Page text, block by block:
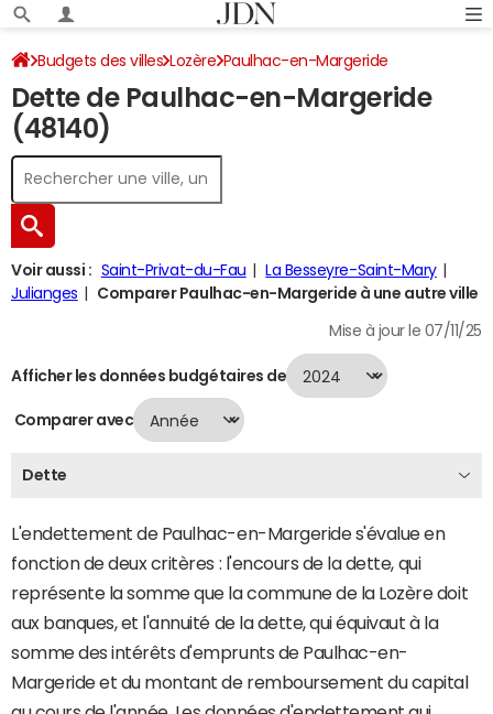
Budgets des villes Lozère Paulhac-en-Margeride
Dette au 31/12/2024
Dette de Paulhac-en-Margeride
(48140)
Voir aussi : Saint-Privat-du-Fau
La Besseyre-Saint-Mary
Julianges
Comparer Paulhac-en-Margeride à une autre ville
Mise à jour le 07/11/25
Afficher les données budgétaires de
Comparer avec
Dette
L'endettement de Paulhac-en-Margeride s'évalue en
fonction de deux critères : l'encours de la dette, qui
représente la somme que la commune de la Lozère doit
aux banques, et l'annuité de la dette, qui équivaut à la
somme des intérêts d'emprunts de Paulhac-en-
Margeride et du montant de remboursement du capital